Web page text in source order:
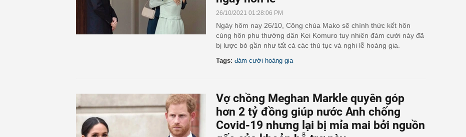
26/10/2021 01:28:06 PM
Ngày hôm nay 26/10, Công chúa Mako sẽ chính thức kết hôn
cùng hôn phu thường dân Kei Komuro tuy nhiên đám cưới này đã
bị lược bỏ gần như tất cả các thủ tục và nghi lễ hoàng gia.
Tags: đám cưới hoàng gia
Vợ chồng Meghan Markle quyên góp
hơn 2 tỷ đồng giúp nước Anh chống
Covid-19 nhưng lại bị mỉa mai bởi nguồn